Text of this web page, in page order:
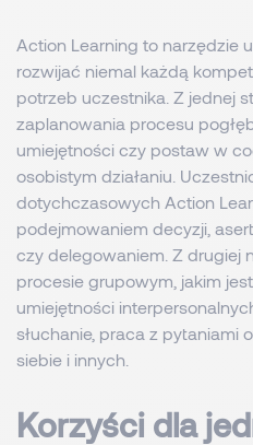
Action Learning to narzędzie
rozwijać niemal każdą
potrzeb uczestnika. Z jednej
zaplanowania procesu
umiejętności czy postaw w
osobistym działaniu.
dotychczasowych Action
podejmowaniem decyzji,
czy delegowaniem. Z drugiej
procesie grupowym, jakim
umiejętności
słuchanie, praca z pytaniami
siebie i innych.
Korzyści dla